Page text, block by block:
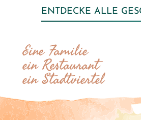
ENTDECKE ALLE
Eine Familie
ein Restaurant
ein Stadtviertel